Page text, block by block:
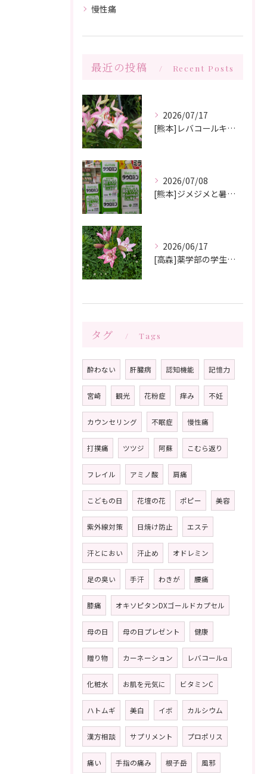
慢性痛
最近の投稿 Recent Posts
2026/07/17
[熊本]レバコールキャンペーン＆ガチャガチャ抽選会やっています‼️
2026/07/08
[熊本]ジメジメと暑い夏痒くてたまらない、皮膚炎が治らない、蕁麻疹が出やすくて悩んでいる方いませんか⁉️タウロミン錠でいつの間にか治ってしまったと大好評です💞
2026/06/17
[高森]薬学部の学生さんが薬局製剤の実習にきてくれました✨桂枝茯苓丸つくり楽しかった!と帰って行きました☺️
タグ Tags
酔わない 肝臓病 認知機能 記憶力
宮崎 観光 花粉症 痒み 不妊
カウンセリング 不眠症 慢性痛
打撲痛 ツツジ 阿蘇 こむら返り
フレイル アミノ酸 肩痛
こどもの日 花壇の花 ポピー 美容
紫外線対策 日焼け防止 エステ
汗とにおい 汗止め オドレミン
足の臭い 手汗 わきが 腰痛
膝痛 オキソピタンDXゴールドカプセル
母の日 母の日プレゼント 健康
贈り物 カーネーション レバコールα
化粧水 お肌を元気に ビタミンC
ハトムギ 美白 イボ カルシウム
漢方相談 サプリメント プロポリス
痛い 手指の痛み 根子岳 風邪